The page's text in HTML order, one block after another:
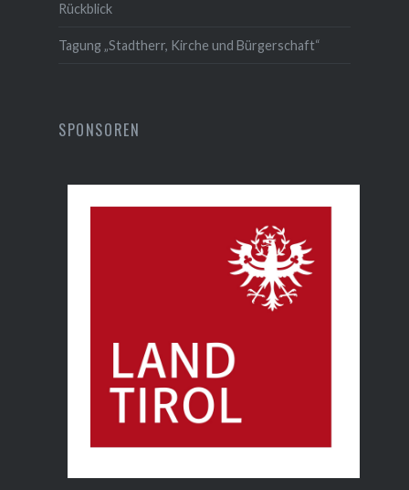
Rückblick
Tagung „Stadtherr, Kirche und Bürgerschaft“
SPONSOREN